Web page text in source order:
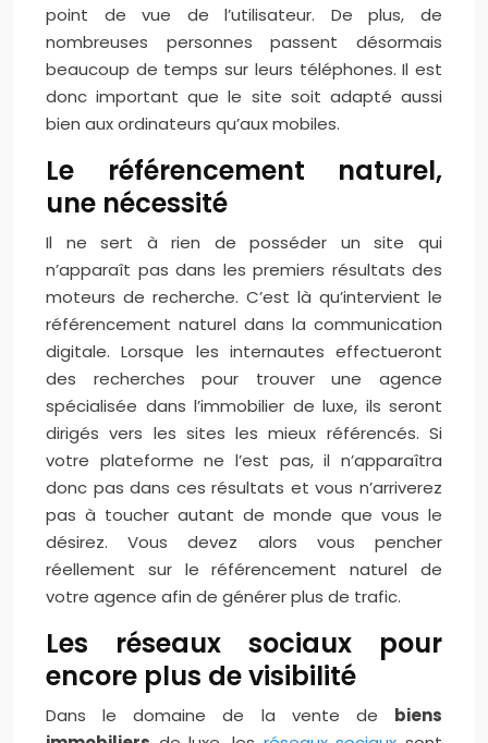
point de vue de l’utilisateur. De plus, de
nombreuses personnes passent désormais
beaucoup de temps sur leurs téléphones. Il est
donc important que le site soit adapté aussi
bien aux ordinateurs qu’aux mobiles.
Le référencement naturel,
une nécessité
Il ne sert à rien de posséder un site qui
n’apparaît pas dans les premiers résultats des
moteurs de recherche. C’est là qu’intervient le
référencement naturel dans la communication
digitale.Lorsque les internautes effectueront
des recherches pour trouver une agence
spécialisée dans l’immobilier de luxe, ils seront
dirigés vers les sites les mieux référencés. Si
votre plateforme ne l’est pas, il n’apparaîtra
donc pas dans ces résultats et vous n’arriverez
pas à toucher autant de monde que vous le
désirez.Vous devez alors vous pencher
réellement sur le référencement naturel de
votre agence afin de générer plus de trafic.
Les réseaux sociaux pour
encore plus de visibilité
Dans le domaine de la vente de biens